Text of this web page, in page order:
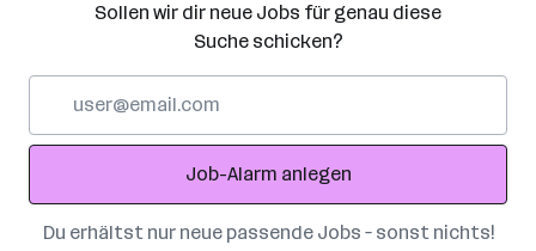
Sollen wir dir neue Jobs für genau diese
Suche schicken?
Adresse
Job-Alarm anlegen
Du erhältst nur neue passende Jobs – sonst nichts!